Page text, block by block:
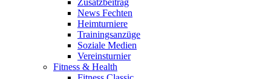
News Fechten
Heimturniere
Trainingsanzüge
Soziale Medien
Vereinsturnier
Fitness & Health